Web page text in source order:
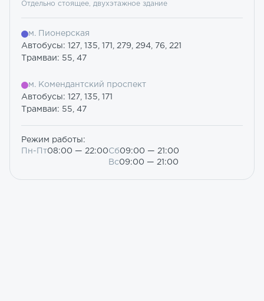
Отдельно стоящее, двухэтажное здание
м. Пионерская
Автобусы: 127, 135, 171, 279, 294, 76, 221
Трамваи: 55, 47
м. Комендантский проспект
Автобусы: 127, 135, 171
Трамваи: 55, 47
Режим работы:
Пн-Пт08:00 — 22:00Сб09:00 — 21:00
Вс09:00 — 21:00